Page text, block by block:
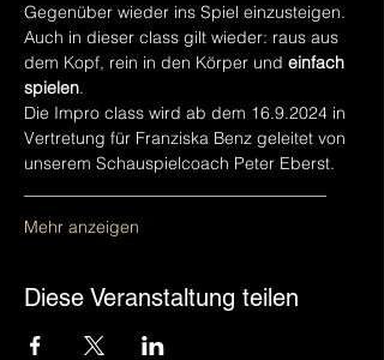
Gegenüber wieder ins Spiel einzusteigen.
Auch in dieser class gilt wieder: raus aus
dem Kopf, rein in den Körper und einfach
spielen.
Die Impro class wird ab dem 16.9.2024 in
Vertretung für Franziska Benz geleitet von
unserem Schauspielcoach Peter Eberst.
Mehr anzeigen
Diese Veranstaltung teilen